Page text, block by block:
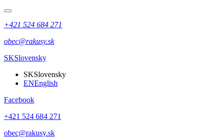
+421 524 684 271
obec@rakusy.sk
SKSlovensky
SKSlovensky
ENEnglish
Facebook
+421 524 684 271
obec@rakusy.sk